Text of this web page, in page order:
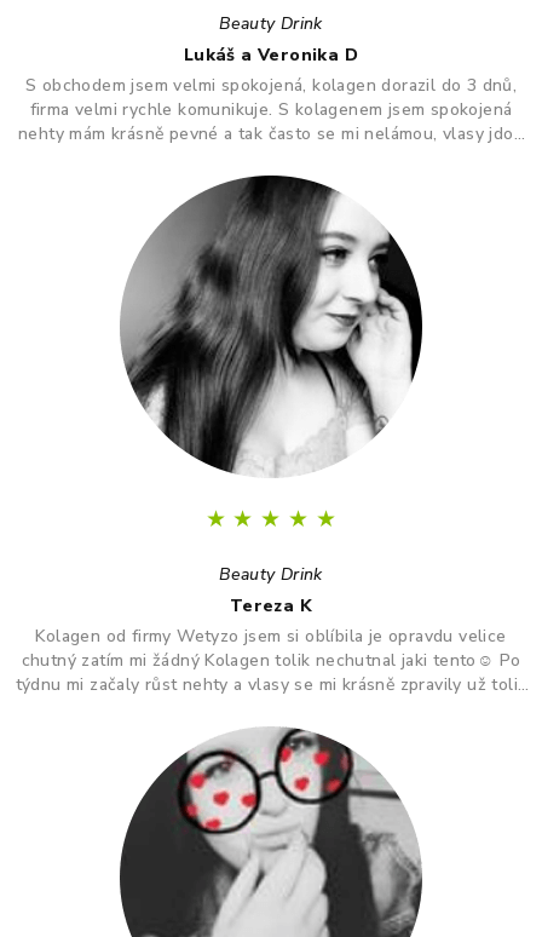
Beauty Drink
Lukáš a Veronika D
S obchodem jsem velmi spokojená, kolagen dorazil do 3 dnů,
firma velmi rychle komunikuje. S kolagenem jsem spokojená
nehty mám krásně pevné a tak často se mi nelámou, vlasy jdou
★ ★ ★ ★ ★
Beauty Drink
Tereza K
Kolagen od firmy Wetyzo jsem si oblíbila je opravdu velice
chutný zatím mi žádný Kolagen tolik nechutnal jaki tento☺️ Po
týdnu mi začaly růst nehty a vlasy se mi krásně zpravily už tolik